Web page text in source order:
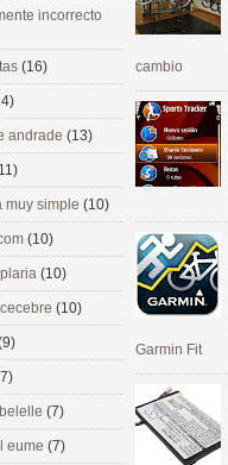
cambio
Garmin Fit
incorrecto
(16)
andrade (13)
muy simple (10)
(10)
(10)
(10)
(7)
eume (7)